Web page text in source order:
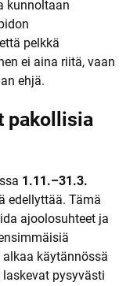
kunnoltaan
pelkkä
ei aina riitä, vaan
ehjä.
pakollisia
1.11.–31.3.
edellyttää. Tämä
ajoolosuhteet ja
käytännössä
pysyvästi